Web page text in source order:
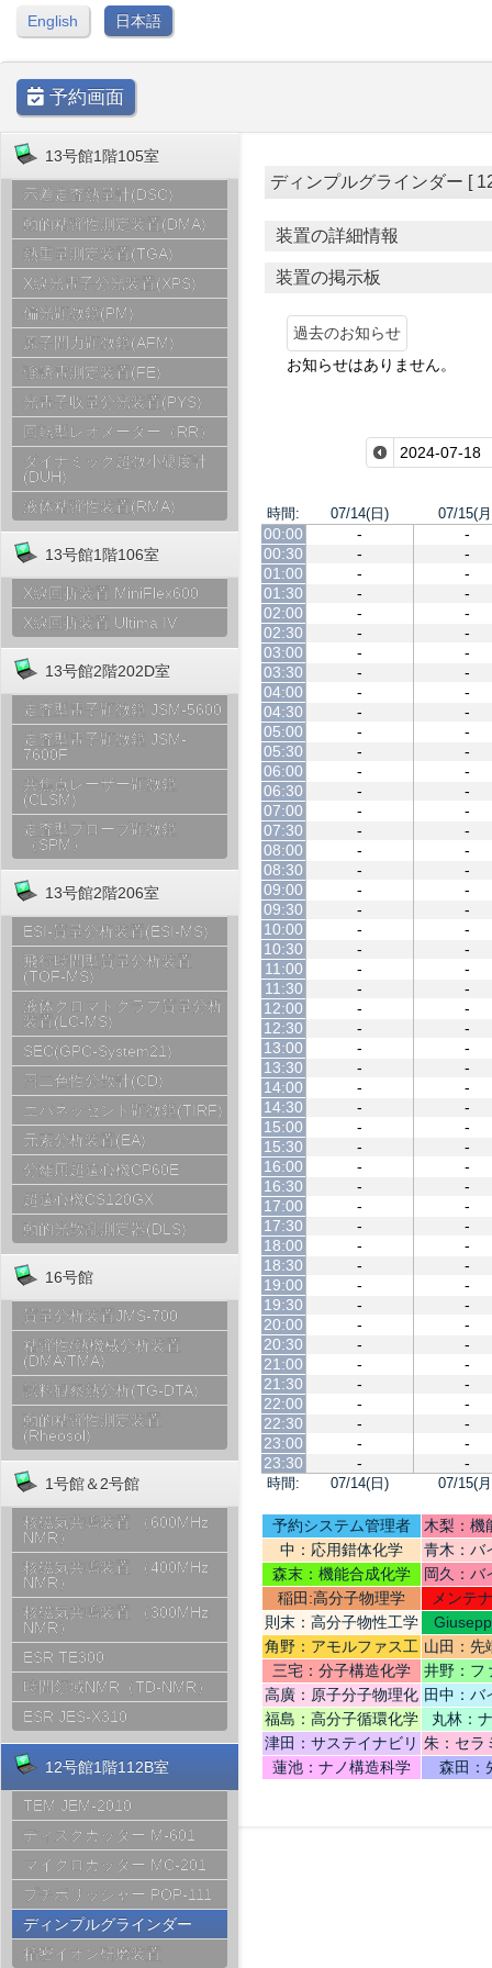
English 日本語
予約画面
13号館1階105室
示差走査熱量計(DSC)
動的粘弾性測定装置(DMA)
熱重量測定装置(TGA)
X線光電子分光装置(XPS)
偏光顕微鏡(PM)
原子間力顕微鏡(AFM)
強誘電測定装置(FE)
光電子収量分光装置(PYS)
回転型レオメーター（RR）
ダイナミック超微小硬度計
(DUH)
液体粘弾性装置(RMA)
13号館1階106室
X線回折装置 MiniFlex600
X線回折装置 Ultima IV
13号館2階202D室
走査型電子顕微鏡 JSM-5600
走査型電子顕微鏡 JSM-
7600F
共焦点レーザー顕微鏡
(CLSM)
走査型プローブ顕微鏡
（SPM）
13号館2階206室
ESI-質量分析装置(ESI-MS)
飛行時間型質量分析装置
(TOF-MS)
液体クロマトグラフ質量分析
装置(LC-MS)
SEC(GPC-System21)
円二色性分散計(CD)
エバネッセント顕微鏡(TIRF)
元素分析装置(EA)
分離用超遠心機CP60E
超遠心機CS120GX
動的光散乱測定器(DLS)
16号館
質量分析装置JMS-700
粘弾性/熱機械分析装置
(DMA/TMA)
試料観察熱分析(TG-DTA)
動的粘弾性測定装置
(Rheosol)
1号館＆2号館
核磁気共鳴装置 （600MHz
NMR）
核磁気共鳴装置 （400MHz
NMR）
核磁気共鳴装置 （300MHz
NMR）
ESR TE300
時間領域NMR（TD-NMR）
ESR JES-X310
12号館1階112B室
TEM JEM-2010
ディスクカッター M-601
マイクロカッター MC-201
プチポリッシャー POP-111
ディンプルグラインダー
精密イオン研磨装置
ディンプルグラインダー [
装置の詳細情報
装置の掲示板
過去のお知らせ
お知らせはありません。
時間: 07/14(日) 07/15(
時間: 07/14(日) 07/15(
00:00 -
-
00:30
-
-
01:00
-
-
01:30
-
-
02:00
-
-
02:30
-
-
03:00
-
-
03:30
-
-
04:00
-
-
04:30
-
-
05:00
-
-
05:30
-
-
06:00
-
-
06:30
-
-
07:00
-
-
07:30
-
-
08:00
-
-
08:30
-
-
09:00
-
-
09:30
-
-
10:00
-
-
10:30
-
-
11:00
-
-
11:30
-
-
12:00
-
-
12:30
-
-
13:00
-
-
13:30
-
-
14:00
-
-
14:30
-
-
15:00
-
-
15:30
-
-
16:00
-
-
16:30
-
-
17:00
-
-
17:30
-
-
18:00
-
-
18:30
-
-
19:00
-
-
19:30
-
-
20:00
-
-
20:30
-
-
21:00
-
-
21:30
-
-
22:00
-
-
22:30
-
-
23:00
-
-
23:30
- -
予約システム管理者
木梨：機
中：応用錯体化学
青木：バ
テリ
森末：機能合成化学
岡久：バ
稲田:高分子物理学
メンテ
則末：高分子物性工学
角野：アモルファス工
学
山田：先
機
三宅：分子構造化学
井野：フ
高廣：原子分子物理化
学
田中：バ
福島：高分子循環化学
丸林：
津田：サステイナビリ
ティデザイン
朱：セラ
蓮池：ナノ構造科学
森田：